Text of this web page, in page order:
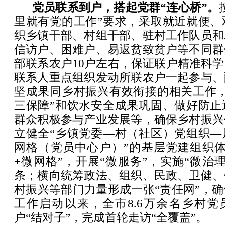
党员联系到户，搭起党群“连心桥”。
里就有党的工作”要求，采取就近就便
织乡镇干部、村组干部、驻村工作队员
信访户、困难户、易返贫致贫户等不同
部联系农户10户左右，保证联户精准科
联系人重点组织发动所联农户一起参与
坚成果同乡村振兴有效衔接的相关工作
三保障”和饮水安全成果巩固、做好防
群众积极参与产业发展等，确保乡村振
立健全“乡镇党委—村（社区）党组织
网格（党员中心户）”的基层党建组织
+微网格”，开展“微服务”，实施“微治
条；横向统筹政法、组织、民政、卫健
村振兴等部门力量形成一张“责任网”，
工作启动以来，全市8.6万余名乡村党
户“结对子”，完成首轮走访“全覆盖”。